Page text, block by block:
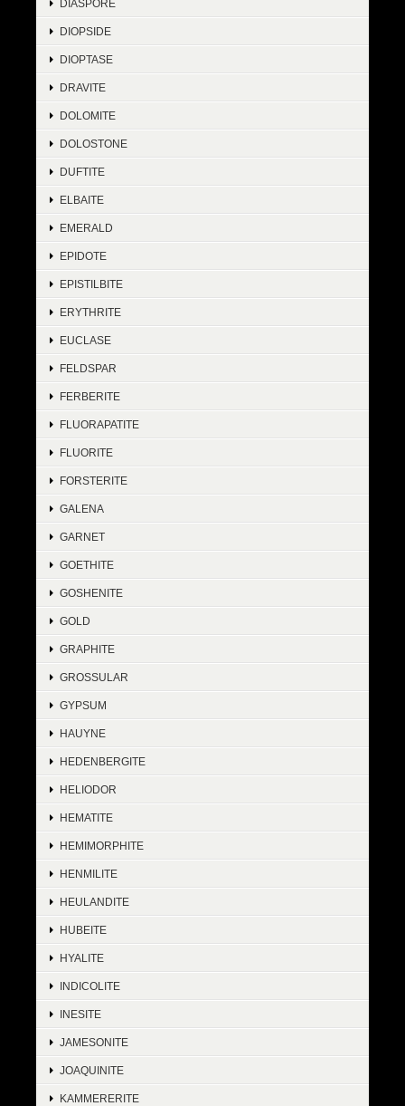
DIASPORE
DIOPSIDE
DIOPTASE
DRAVITE
DOLOMITE
DOLOSTONE
DUFTITE
ELBAITE
EMERALD
EPIDOTE
EPISTILBITE
ERYTHRITE
EUCLASE
FELDSPAR
FERBERITE
FLUORAPATITE
FLUORITE
FORSTERITE
GALENA
GARNET
GOETHITE
GOSHENITE
GOLD
GRAPHITE
GROSSULAR
GYPSUM
HAUYNE
HEDENBERGITE
HELIODOR
HEMATITE
HEMIMORPHITE
HENMILITE
HEULANDITE
HUBEITE
HYALITE
INDICOLITE
INESITE
JAMESONITE
JOAQUINITE
KAMMERERITE